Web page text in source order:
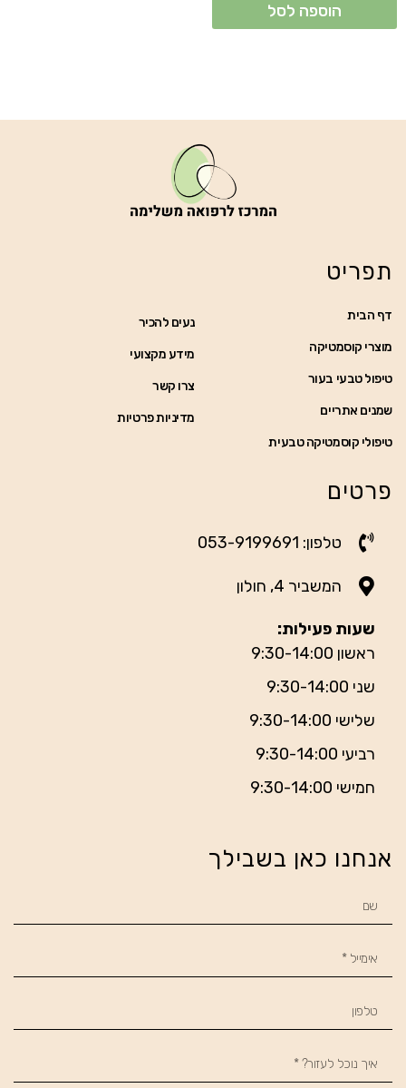
הוספה לסל
תפריט
דף הבית
מוצרי קוסמטיקה
טיפול טבעי בעור
שמנים אתריים
טיפולי קוסמטיקה טבעית
נעים להכיר
מידע מקצועי
צרו קשר
מדיניות פרטיות
פרטים
טלפון: 053-9199691
המשביר 4, חולון
שעות פעילות:
ראשון 9:30-14:00
שני 9:30-14:00
שלישי 9:30-14:00
רביעי 9:30-14:00
חמישי 9:30-14:00
אנחנו כאן בשבילך